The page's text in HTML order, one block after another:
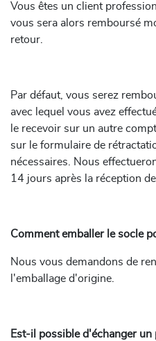
Vous êtes un client
vous sera alors remboursé
retour.
Par défaut, vous serez
avec lequel vous avez
le recevoir sur un autre
sur le formulaire de
nécessaires. Nous
14 jours après la réception
Comment emballer le socle
Nous vous demandons de
l'emballage d'origine.
Est-il possible d'échanger